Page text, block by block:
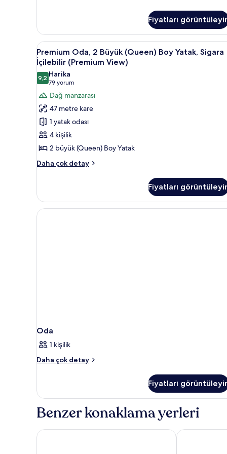
Boy
Yatak,
Sigara
İçilmez
hakkında
daha
fazla
detay
Fiyatları
Premium
Oda,
2
Büyük
(Queen)
Boy
Yatak,
Sigara
İçilebilir
(Premium
View)
fotoğrafları
görün
7
Premium Oda, 2 Büyük (Queen) Boy Yatak, Sigara
İçilebilir (Premium View)
9,29,2 / 10
Harika
79 yorum
(79
yorum)
Dağ manzarası
47 metre kare
1 yatak odası
4 kişilik
2 büyük (Queen) Boy Yatak
Daha çok detay
Premium
(Queen)
Boy
Yatak,
Fiyatları
Oda
1 kişilik
Daha çok detay
Oda
detay
Fiyatları
Benzer konaklama yerleri
Grandview at Las Vegas Excalibur